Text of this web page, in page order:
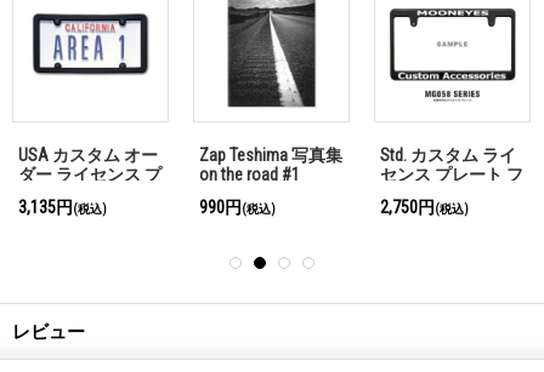
USA カスタム オー
ダー ライセンス プ
ルニア ホワイト
3,135円 (税込)
Zap Teshima 写真集
on the road #1
990円 (税込)
Std. カスタム ライ
センス プレート フ
【MG058】
2,750円 (税込)
レビュー